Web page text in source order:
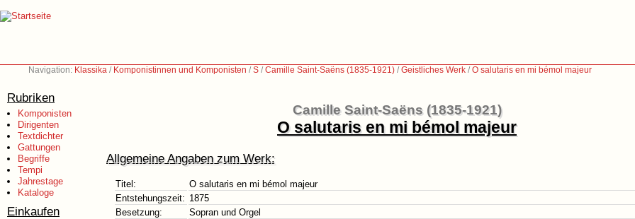
Navigation: Klassika / Komponistinnen und Komponisten /S /Camille Saint-Saëns (1835-1921) /Geistliches Werk /O salutaris en mi bémol majeur
Rubriken
Komponisten
Dirigenten
Textdichter
Gattungen
Begriffe
Tempi
Jahrestage
Kataloge
Einkaufen
Camille Saint-Saëns (1835-1921)
O salutaris en mi bémol majeur
Allgemeine Angaben zum Werk:
Titel:
O salutaris en mi bémol majeur
Entstehungszeit: 1875
Besetzung:
Sopran und Orgel